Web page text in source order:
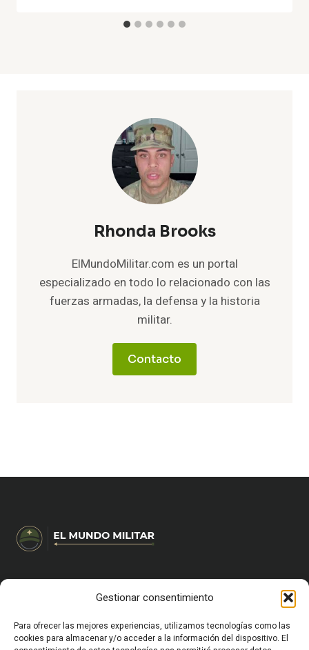
Gestionar consentimiento
Para ofrecer las mejores experiencias, utilizamos tecnologías como las
cookies para almacenar y/o acceder a la información del dispositivo. El
Rhonda Brooks
ElMundoMilitar.com es un portal
especializado en todo lo relacionado con las
fuerzas armadas, la defensa y la historia
militar.
Contacto
CARRERA MILITAR Y FORMACIÓN
EQUIPAMIENTO Y SUPERVIVENCIA